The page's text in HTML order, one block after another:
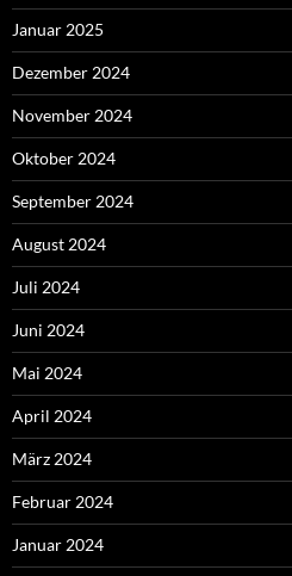
Januar 2025
Dezember 2024
November 2024
Oktober 2024
September 2024
August 2024
Juli 2024
Juni 2024
Mai 2024
April 2024
März 2024
Februar 2024
Januar 2024